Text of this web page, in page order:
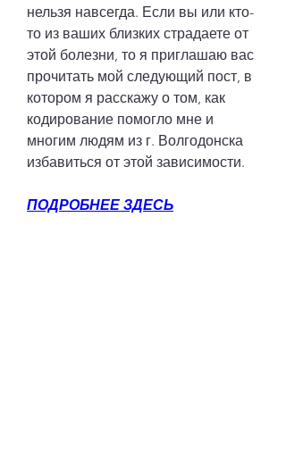
нельзя навсегда. Если вы или кто-
то из ваших близких страдаете от
этой болезни, то я приглашаю вас
прочитать мой следующий пост, в
котором я расскажу о том, как
кодирование помогло мне и
многим людям из г. Волгодонска
избавиться от этой зависимости.
ПОДРОБНЕЕ ЗДЕСЬ